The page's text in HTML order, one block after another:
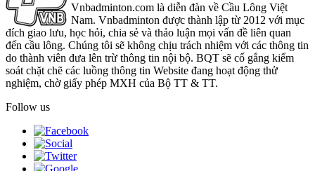
Vnbadminton.com là diễn đàn về Cầu Lông Việt
Nam. Vnbadminton được thành lập từ 2012 với mục
đích giao lưu, học hỏi, chia sẻ và thảo luận mọi vấn đề liên quan
đến cầu lông. Chúng tôi sẽ không chịu trách nhiệm với các thông tin
do thành viên đưa lên trừ thông tin nội bộ. BQT sẽ cố gắng kiểm
soát chặt chẽ các luồng thông tin Website đang hoạt động thử
nghiệm, chờ giấy phép MXH của Bộ TT & TT.
Follow us